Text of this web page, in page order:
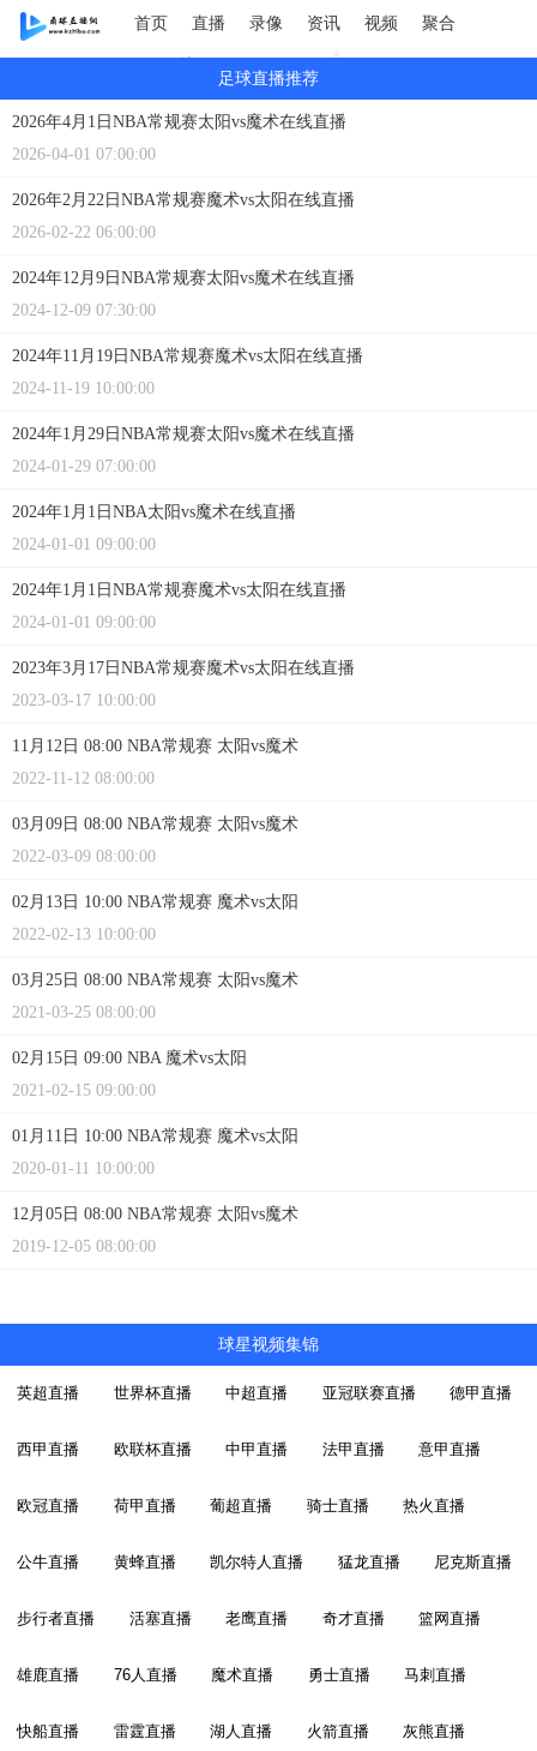
首页 直播 录像 资讯 视频 聚合
足球直播推荐
2026年4月1日NBA常规赛太阳vs魔术在线直播
2026-04-01 07:00:00
2026年2月22日NBA常规赛魔术vs太阳在线直播
2026-02-22 06:00:00
2024年12月9日NBA常规赛太阳vs魔术在线直播
2024-12-09 07:30:00
2024年11月19日NBA常规赛魔术vs太阳在线直播
2024-11-19 10:00:00
2024年1月29日NBA常规赛太阳vs魔术在线直播
2024-01-29 07:00:00
2024年1月1日NBA太阳vs魔术在线直播
2024-01-01 09:00:00
2024年1月1日NBA常规赛魔术vs太阳在线直播
2024-01-01 09:00:00
2023年3月17日NBA常规赛魔术vs太阳在线直播
2023-03-17 10:00:00
11月12日 08:00 NBA常规赛 太阳vs魔术
2022-11-12 08:00:00
03月09日 08:00 NBA常规赛 太阳vs魔术
2022-03-09 08:00:00
02月13日 10:00 NBA常规赛 魔术vs太阳
2022-02-13 10:00:00
03月25日 08:00 NBA常规赛 太阳vs魔术
2021-03-25 08:00:00
02月15日 09:00 NBA 魔术vs太阳
2021-02-15 09:00:00
01月11日 10:00 NBA常规赛 魔术vs太阳
2020-01-11 10:00:00
12月05日 08:00 NBA常规赛 太阳vs魔术
2019-12-05 08:00:00
球星视频集锦
英超直播 世界杯直播 中超直播 亚冠联赛直播 德甲直播
西甲直播 欧联杯直播 中甲直播 法甲直播 意甲直播
欧冠直播 荷甲直播 葡超直播 骑士直播 热火直播
公牛直播 黄蜂直播 凯尔特人直播 猛龙直播 尼克斯直播
步行者直播 活塞直播 老鹰直播 奇才直播 篮网直播
雄鹿直播 76人直播 魔术直播 勇士直播 马刺直播
快船直播 雷霆直播 湖人直播 火箭直播 灰熊直播